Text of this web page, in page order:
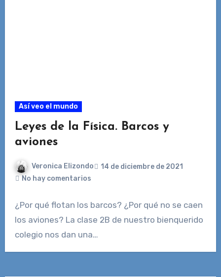
Así veo el mundo
Leyes de la Física. Barcos y
aviones
Veronica Elizondo
14 de diciembre de 2021
No hay comentarios
¿Por qué flotan los barcos? ¿Por qué no se caen
los aviones? La clase 2B de nuestro bienquerido
colegio nos dan una…